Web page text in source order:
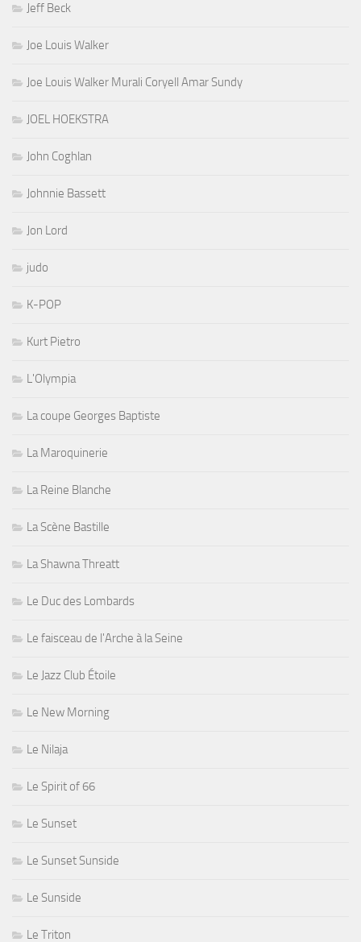
Jeff Beck
Joe Louis Walker
Joe Louis Walker Murali Coryell Amar Sundy
JOEL HOEKSTRA
John Coghlan
Johnnie Bassett
Jon Lord
judo
K-POP
Kurt Pietro
L'Olympia
La coupe Georges Baptiste
La Maroquinerie
La Reine Blanche
La Scène Bastille
La Shawna Threatt
Le Duc des Lombards
Le faisceau de l'Arche à la Seine
Le Jazz Club Étoile
Le New Morning
Le Nilaja
Le Spirit of 66
Le Sunset
Le Sunset Sunside
Le Sunside
Le Triton